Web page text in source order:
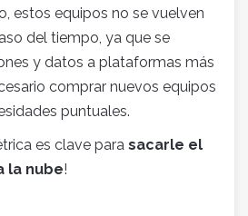
estos equipos no se vuelven
del tiempo, ya que se
y datos a plataformas más
comprar nuevos equipos
puntuales.
es clave para sacarle el
la nube!